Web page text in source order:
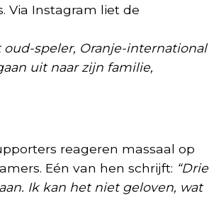
Via Instagram liet de
speler, Oranje-international
uit naar zijn familie,
reageren massaal op
Eén van hen schrijft: “Drie
Ik kan het niet geloven, wat